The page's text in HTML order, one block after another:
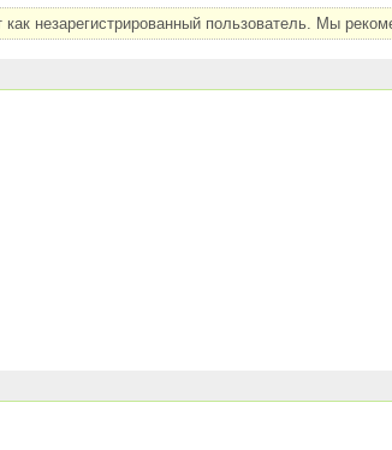
незарегистрированный пользователь. Мы